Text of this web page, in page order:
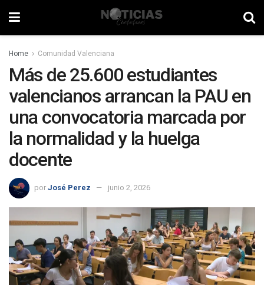
Home Comunidad Valenciana
Más de 25.600 estudiantes
valencianos arrancan la PAU en
una convocatoria marcada por
la normalidad y la huelga
docente
por José Perez junio 2, 2026